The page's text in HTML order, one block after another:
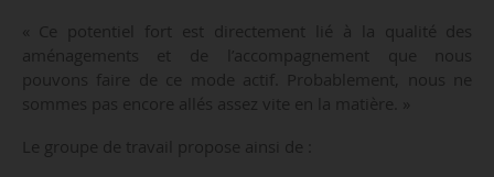
« Ce potentiel fort est directement lié à la qualité des
aménagements et de l’accompagnement que nous
pouvons faire de ce mode actif. Probablement, nous ne
sommes pas encore allés assez vite en la matière. »
Le groupe de travail propose ainsi de :